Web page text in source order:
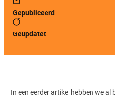
Gepubliceerd
Geüpdatet
In een eerder artikel hebben we al